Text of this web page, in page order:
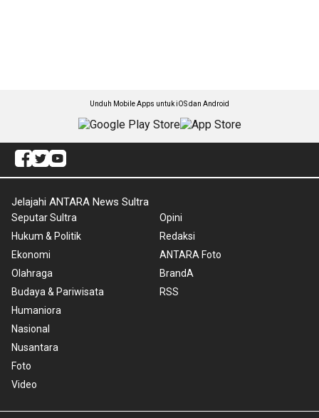
Unduh Mobile Apps untuk iOS dan Android
Jelajahi ANTARA News Sultra
Seputar Sultra
Hukum & Politik
Ekonomi
Olahraga
Budaya & Pariwisata
Humaniora
Nasional
Nusantara
Foto
Video
Opini
Redaksi
ANTARA Foto
BrandA
RSS